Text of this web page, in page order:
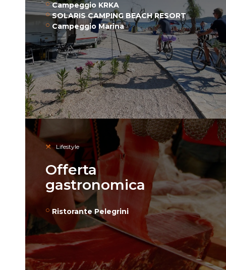
Campeggio KRKA
SOLARIS CAMPING BEACH RESORT
Campeggio Marina
Lifestyle
Offerta
gastronomica
Ristorante Pelegrini